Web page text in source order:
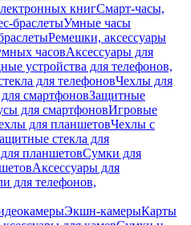
книгСмарт-часы,
браслетыУмные часы
Ремешки, аксессуары
часовАксессуары для
устройства для телефонов,
для телефоновЧехлы для
смартфоновЗащитные
для смартфоновИгровые
для планшетовЧехлы с
стекла для
планшетовСумки для
Аксессуары для
для телефонов,
Экшн-камерыКарты